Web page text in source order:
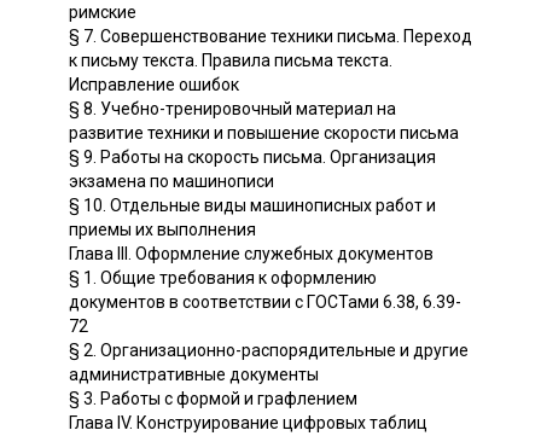
римские
§ 7. Совершенствование техники письма. Переход
к письму текста. Правила письма текста.
Исправление ошибок
§ 8. Учебно-тренировочный материал на
развитие техники и повышение скорости письма
§ 9. Работы на скорость письма. Организация
экзамена по машинописи
§ 10. Отдельные виды машинописных работ и
приемы их выполнения
Глава III. Оформление служебных документов
§ 1. Общие требования к оформлению
документов в соответствии с ГОСТами 6.38, 6.39-
72
§ 2. Организационно-распорядительные и другие
административные документы
§ 3. Работы с формой и графлением
Глава IV. Конструирование цифровых таблиц